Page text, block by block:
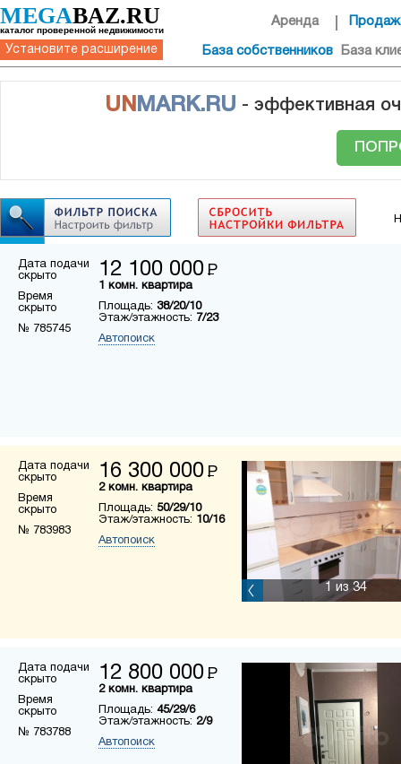
MEGABAZ.RU
каталог проверенной недвижимости
Установите расширение
Аренда
База собственников База
UN MARK.RU - эффективная
Дата подачи
скрыто
Время
скрыто
№ 785745
12 100 000 Р
1 комн. квартира
Площадь: 38/20/10
Этаж/этажность: 7/23
Автопоиск
Дата подачи
скрыто
Время
скрыто
№ 783983
16 300 000 Р
2 комн. квартира
Площадь: 50/29/10
Этаж/этажность: 10/16
Автопоиск
1 из 34
Дата подачи
скрыто
Время
скрыто
№ 783788
12 800 000 Р
2 комн. квартира
Площадь: 45/29/6
Этаж/этажность: 2/9
Автопоиск